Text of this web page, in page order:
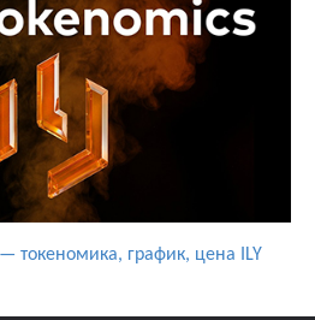
токеномика, график, цена ILY